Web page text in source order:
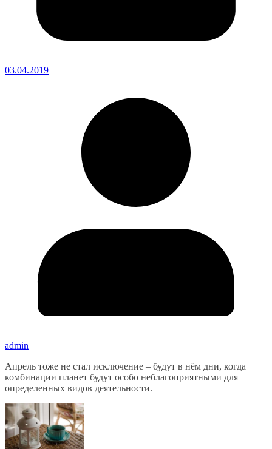
03.04.2019
admin
Апрель тоже не стал исключение – будут в нём дни, когда
комбинации планет будут особо неблагоприятными для
определенных видов деятельности.